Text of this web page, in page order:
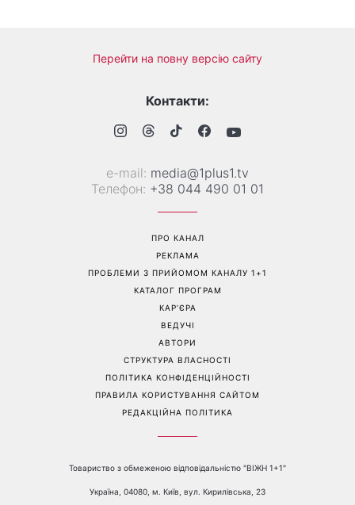
Перейти на повну версію сайту
Контакти:
е-mail: media@1plus1.tv
Телефон: +38 044 490 01 01
ПРО КАНАЛ
РЕКЛАМА
ПРОБЛЕМИ З ПРИЙОМОМ КАНАЛУ 1+1
КАТАЛОГ ПРОГРАМ
КАР’ЄРА
ВЕДУЧІ
АВТОРИ
СТРУКТУРА ВЛАСНОСТІ
ПОЛІТИКА КОНФІДЕНЦІЙНОСТІ
ПРАВИЛА КОРИСТУВАННЯ САЙТОМ
РЕДАКЦІЙНА ПОЛІТИКА
Товариство з обмеженою відповідальністю "ВІЖН 1+1"
Україна, 04080, м. Київ, вул. Кирилівська, 23